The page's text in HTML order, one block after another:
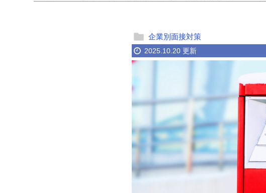
企業別面接対策
2025.10.20 更新